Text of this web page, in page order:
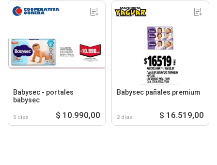
Babysec - portales
babysec
5 días $ 10.990,00
Babysec pañales premium
2 días $ 16.519,00